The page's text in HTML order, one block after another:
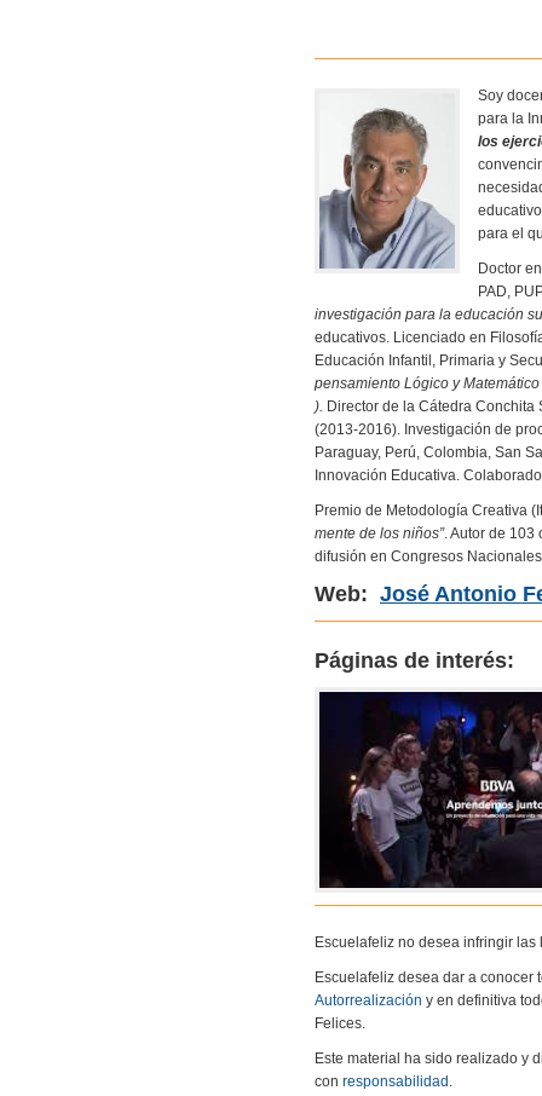
Soy
para la
los
para el
Doctor
PAD,
investigación para la educación
educativos. Licenciado en
Educación Infantil, Primaria y
pensamiento Lógico y Matemático
) Director de la Cátedra
(2013-2016). Investigación de
Paraguay, Perú, Colombia, San
Innovación Educativa.
Premio de Metodología Creativa
mente de los niños”. Autor de 103
difusión en Congresos
Web: José Antonio
Páginas de interés:
Escuelafeliz no desea infringir
Escuelafeliz desea dar a
Autorrealización y en definitiva
Felices.
Este material ha sido realizado y
con responsabilidad .